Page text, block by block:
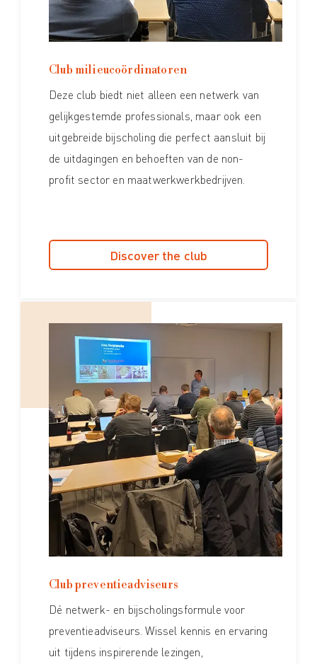
Club milieucoördinatoren
Deze club biedt niet alleen een netwerk van
gelijkgestemde professionals, maar ook een
uitgebreide bijscholing die perfect aansluit bij
de uitdagingen en behoeften van de non-
profit sector en maatwerkwerkbedrijven.
Discover the club
Club preventieadviseurs
Dé netwerk- en bijscholingsformule voor
preventieadviseurs. Wissel kennis en ervaring
uit tijdens inspirerende lezingen,